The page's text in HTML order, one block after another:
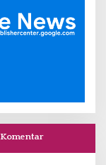
Komentar